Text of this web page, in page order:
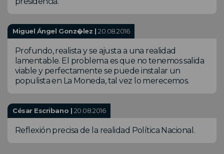
Miguel Ángel Gonz�lez | 20.08.2016
Profundo, realista y se ajusta a una realidad
lamentable. El problema es que no tenemos salida
viable y perfectamente se puede instalar un
populista en La Moneda, tal vez lo merecemos.
César Escribano | 20.08.2016
Reflexión precisa de la realidad Política Nacional.